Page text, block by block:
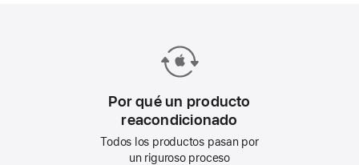
Por qué un producto
reacondicionado
Todos los productos pasan por
un riguroso proceso